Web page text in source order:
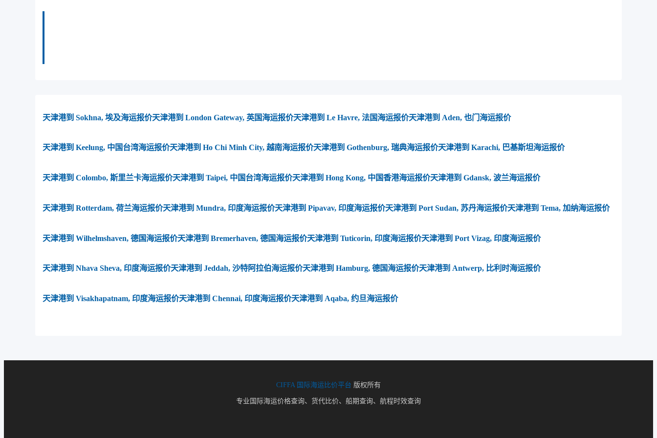
天津港到 Sokhna, 埃及海运报价天津港到 London Gateway, 英国海运报价天津港到 Le Havre, 法国海运报价天津港到 Aden, 也门海运报价
天津港到 Keelung, 中国台湾海运报价天津港到 Ho Chi Minh City, 越南海运报价天津港到 Gothenburg, 瑞典海运报价天津港到 Karachi, 巴基斯坦海运报价
天津港到 Colombo, 斯里兰卡海运报价天津港到 Taipei, 中国台湾海运报价天津港到 Hong Kong, 中国香港海运报价天津港到 Gdansk, 波兰海运报价
天津港到 Rotterdam, 荷兰海运报价天津港到 Mundra, 印度海运报价天津港到 Pipavav, 印度海运报价天津港到 Port Sudan, 苏丹海运报价天津港到 Tema, 加纳海运报价
天津港到 Wilhelmshaven, 德国海运报价天津港到 Bremerhaven, 德国海运报价天津港到 Tuticorin, 印度海运报价天津港到 Port Vizag, 印度海运报价
天津港到 Nhava Sheva, 印度海运报价天津港到 Jeddah, 沙特阿拉伯海运报价天津港到 Hamburg, 德国海运报价天津港到 Antwerp, 比利时海运报价
天津港到 Visakhapatnam, 印度海运报价天津港到 Chennai, 印度海运报价天津港到 Aqaba, 约旦海运报价
CIFFA 国际海运比价平台 版权所有
专业国际海运价格查询、货代比价、船期查询、航程时效查询